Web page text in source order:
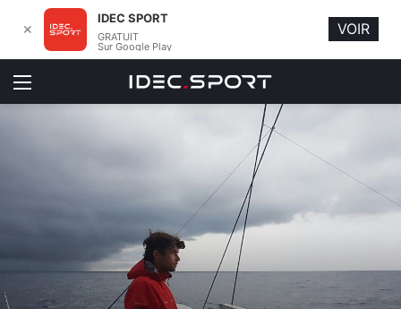
Menu
✕
IDEC SPORT
GRATUIT
Sur Google Play
VOIR